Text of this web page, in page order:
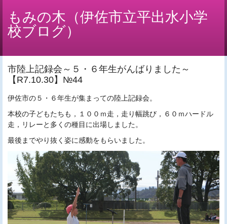
もみの木（伊佐市立平出水小学
校ブログ）
市陸上記録会～５・６年生がんばりました～
【R7.10.30】№44
伊佐市の５・６年生が集まっての陸上記録会。
本校の子どもたちも，１００ｍ走，走り幅跳び，６０ｍハードル
走，リレーと多くの種目に出場しました。
最後までやり抜く姿に感動をもらいました。